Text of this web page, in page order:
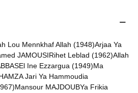
Lou Mennkhaf Allah (1948)Arjaa Ya
JAMOUSIRihet Leblad (1962)Allah
Ine Ezzargua (1949)Ma
Jari Ya Hammoudia
MAJDOUBYa Frikia